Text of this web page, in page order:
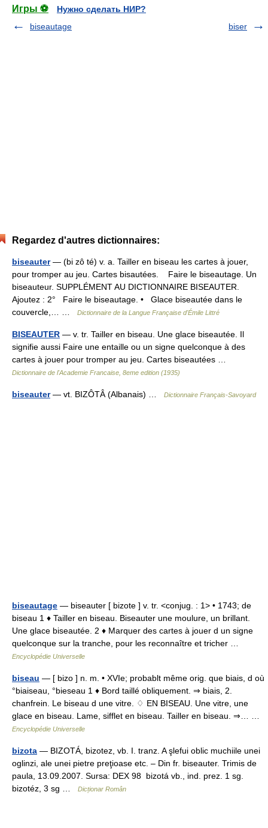
Игры ⚽
Нужно сделать НИР?
biseautage
biser
Regardez d'autres dictionnaires:
biseauter— (bi zô té) v. a. Tailler en biseau les cartes à jouer,
pour tromper au jeu. Cartes bisautées. Faire le biseautage. Un
biseauteur. SUPPLÉMENT AU DICTIONNAIRE BISEAUTER.
Ajoutez : 2° Faire le biseautage. • Glace biseautée dans le
couvercle,… …
Dictionnaire de la Langue Française d'Émile Littré
BISEAUTER — v. tr. Tailler en biseau. Une glace biseautée. Il
signifie aussi Faire une entaille ou un signe quelconque à des
cartes à jouer pour tromper au jeu. Cartes biseautées …
Dictionnaire de l'Academie Francaise, 8eme edition (1935)
biseauter— vt. BIZÔTÂ (Albanais) … Dictionnaire Français-Savoyard
biseautage — biseauter [ bizote ] v. tr. <conjug. : 1> • 1743; de
biseau 1 ♦ Tailler en biseau. Biseauter une moulure, un brillant.
Une glace biseautée. 2 ♦ Marquer des cartes à jouer d un signe
quelconque sur la tranche, pour les reconnaître et tricher …
Encyclopédie Universelle
biseau — [ bizo ] n. m. • XVIe; probablt même orig. que biais, d où
°biaiseau, °bieseau 1 ♦ Bord taillé obliquement. ⇒ biais, 2.
chanfrein. Le biseau d une vitre. ♢ EN BISEAU. Une vitre, une
glace en biseau. Lame, sifflet en biseau. Tailler en biseau. ⇒… …
Encyclopédie Universelle
bizota — BIZOTÁ, bizotez, vb. I. tranz. A şlefui oblic muchiile unei
oglinzi, ale unei pietre preţioase etc. – Din fr. biseauter. Trimis de
paula, 13.09.2007. Sursa: DEX 98 bizotá vb., ind. prez. 1 sg.
bizotéz, 3 sg …
Dicționar Român